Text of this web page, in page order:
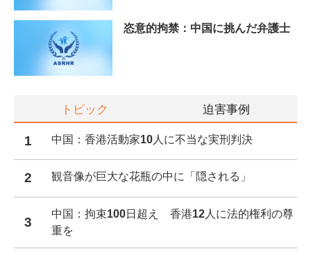
恣意的拘禁：中国に挑んだ弁護士
トピック 迫害事例
1 中国：香港活動家10人に不当な実刑判決
2 観音像が巨大な花瓶の中に「隠される」
3
中国：拘束100日超え 香港12人に法的権利の尊
重を